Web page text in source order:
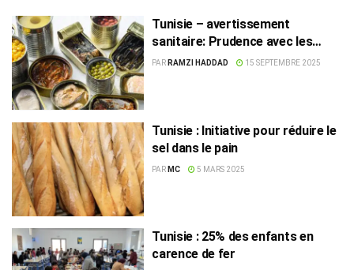
Tunisie – avertissement
sanitaire: Prudence avec les
aliments en conserve
PAR RAMZI HADDAD 15 SEPTEMBRE 2025
Tunisie : Initiative pour réduire le
sel dans le pain
PAR MC 5 MARS 2025
Tunisie : 25% des enfants en
carence de fer